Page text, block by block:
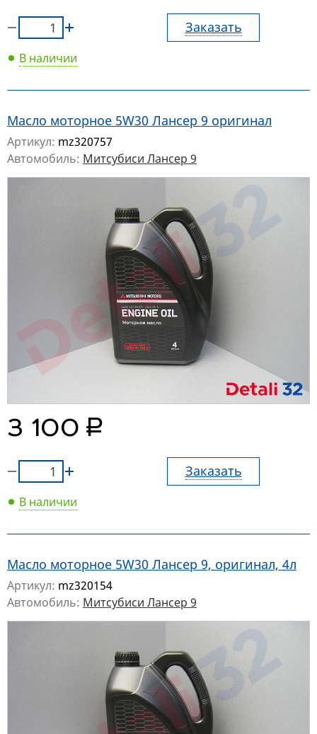
Заказать
В наличии
Масло моторное 5W30 Лансер 9 оригинал
Артикул: mz320757
Автомобиль: Митсубиси Лансер 9
3 100 руб.
Заказать
В наличии
Масло моторное 5W30 Лансер 9, оригинал, 4л
Артикул: mz320154
Автомобиль: Митсубиси Лансер 9